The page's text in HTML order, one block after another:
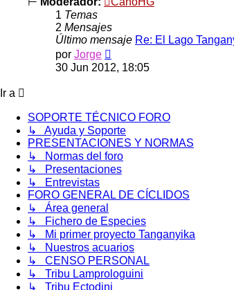
1 Temas
2 Mensajes
Último mensaje Re: El Lago
por Jorge
último
mensaje
30 Jun 2012, 18:05
Ir a
SOPORTE TÉCNICO FORO
↳ Ayuda y Soporte
PRESENTACIONES Y NORMAS
↳ Normas del foro
↳ Presentaciones
↳ Entrevistas
FORO GENERAL DE CÍCLIDOS
↳ Área general
↳ Fichero de Especies
↳ Mi primer proyecto Tanganyika
↳ Nuestros acuarios
↳ CENSO PERSONAL
↳ Tribu Lamprologuini
↳ Tribu Ectodini